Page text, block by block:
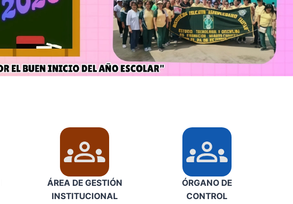
ÁREA DE GESTIÓN
INSTITUCIONAL
ÓRGANO DE
CONTROL